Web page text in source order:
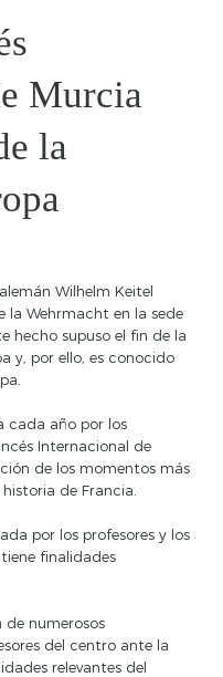
Murcia
la
Wilhelm Keitel
la Wehrmacht en la sede
hecho supuso el fin de la
y, por ello, es conocido
cada año por los
Internacional de
de los momentos más
de Francia.
por los profesores y los
finalidades
numerosos
del centro ante la
relevantes del